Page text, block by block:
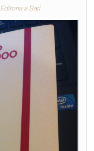
Editoria a Bari